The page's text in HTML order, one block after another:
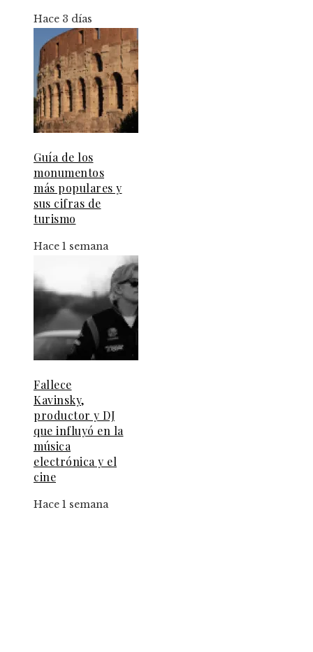
Hace 3 días
Guía de los
monumentos
más populares y
sus cifras de
turismo
Hace 1 semana
Fallece
Kavinsky,
productor y DJ
que influyó en la
música
electrónica y el
cine
Hace 1 semana